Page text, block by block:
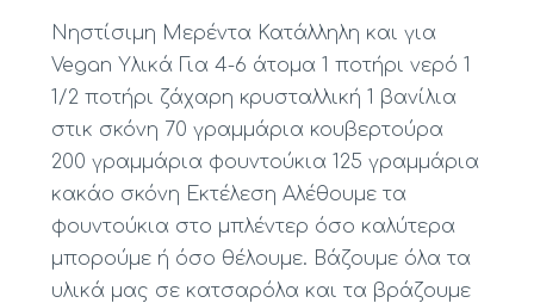
Νηστίσιμη Μερέντα Κατάλληλη και για
Vegan Υλικά Για 4-6 άτομα 1 ποτήρι νερό 1
1/2 ποτήρι ζάχαρη κρυσταλλική 1 βανίλια
στικ σκόνη 70 γραμμάρια κουβερτούρα
200 γραμμάρια φουντούκια 125 γραμμάρια
κακάο σκόνη Εκτέλεση Αλέθουμε τα
φουντούκια στο μπλέντερ όσο καλύτερα
μπορούμε ή όσο θέλουμε. Βάζουμε όλα τα
υλικά μας σε κατσαρόλα και τα βράζουμε